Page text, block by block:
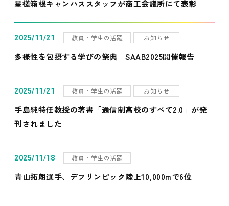
星槎箱根キャンパススタッフが商工会議所にて表彰
2025/11/21 教員・学生の活躍 お知らせ
多様性を包摂する学びの祭典 SAAB2025開催報告
2025/11/21 教員・学生の活躍 お知らせ
手島純特任教授の著書「通信制高校のすべて2.0」が発
刊されました
2025/11/18 教員・学生の活躍
青山拓朗選手、デフリンピック陸上10,000mで6位